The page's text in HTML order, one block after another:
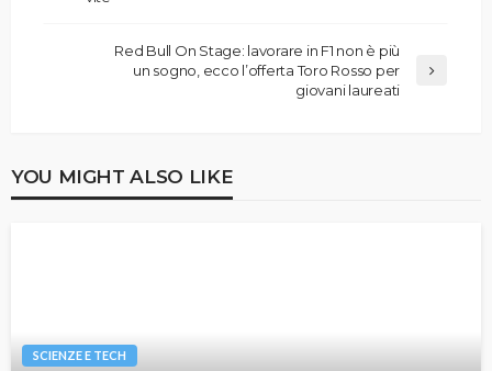
Red Bull On Stage: lavorare in F1 non è più
un sogno, ecco l’offerta Toro Rosso per
giovani laureati
YOU MIGHT ALSO LIKE
SCIENZE E TECH